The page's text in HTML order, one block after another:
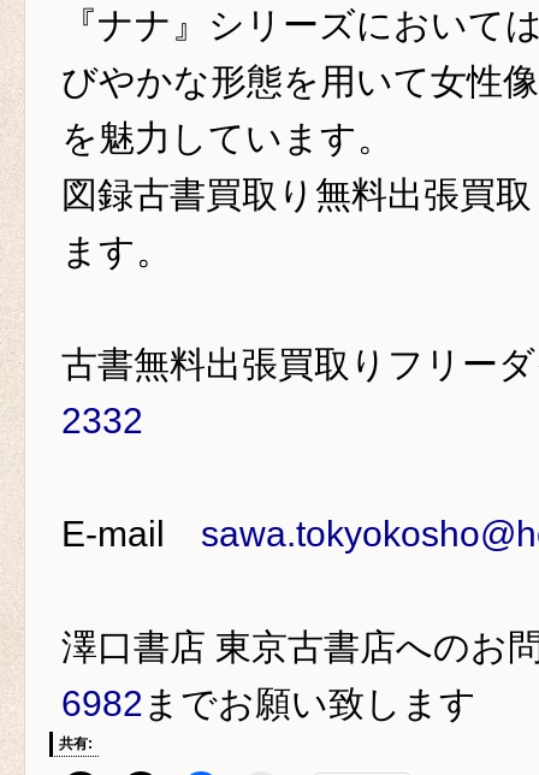
『ナナ』シリーズにおいて
びやかな形態を用いて女性
を魅力しています。
図録古書買取り 無料出張買
ます。
古書無料出張買取りフリー
2332
E-mail
澤口書店 東京古書店へのお
6982 までお願い致します
共有: